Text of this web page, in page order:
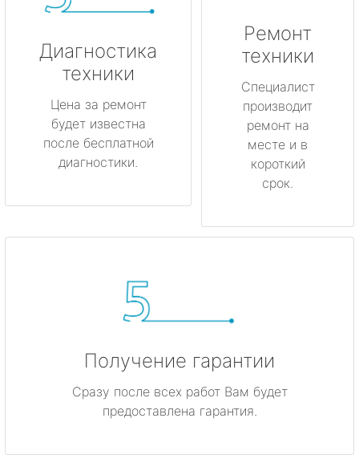
Диагностика
техники
Цена за ремонт
будет известна
после бесплатной
диагностики.
Ремонт
техники
Специалист
производит
ремонт на
месте и в
короткий
срок.
Получение гарантии
Сразу после всех работ Вам будет
предоставлена гарантия.